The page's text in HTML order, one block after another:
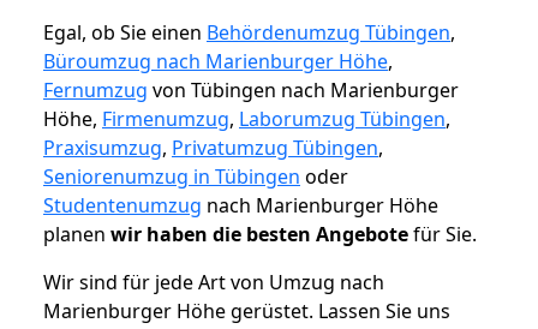
Egal, ob Sie einen Behördenumzug Tübingen,
Büroumzug nach Marienburger Höhe,
Fernumzug von Tübingen nach Marienburger
Höhe, Firmenumzug, Laborumzug Tübingen,
Praxisumzug, Privatumzug Tübingen,
Seniorenumzug in Tübingen oder
Studentenumzug nach Marienburger Höhe
planen wir haben die besten Angebotefür Sie.
Wir sind für jede Art von Umzug nach
Marienburger Höhe gerüstet. Lassen Sie uns